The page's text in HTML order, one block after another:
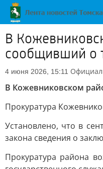
В
сообщивший о
4 июня 2026, 15:11
В Кожевниковском
Прокуратура
Установлено, что в
закона сведения о
Прокуратура района